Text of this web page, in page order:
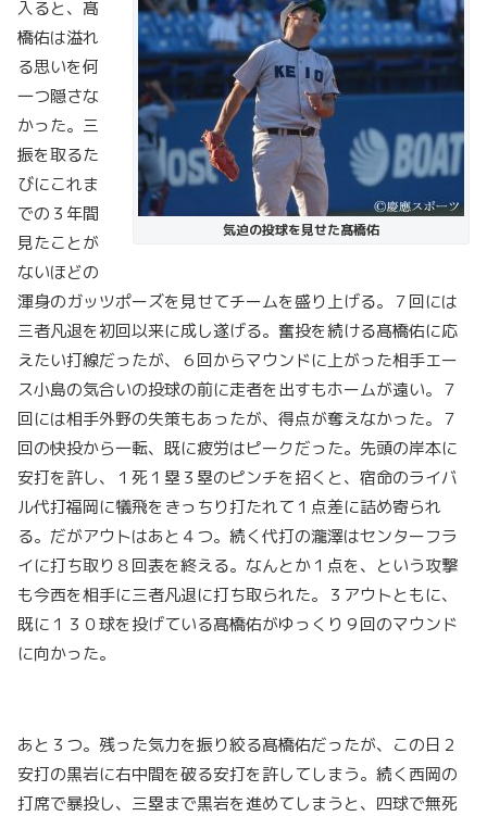
気迫の投球を見せた髙橋佑
入ると、髙
橋佑は溢れ
る思いを何
一つ隠さな
かった。三
振を取るた
びにこれま
での３年間
見たことが
ないほどの
渾身のガッツポーズを見せてチームを盛り上げる。７回には
三者凡退を初回以来に成し遂げる。奮投を続ける髙橋佑に応
えたい打線だったが、６回からマウンドに上がった相手エー
ス小島の気合いの投球の前に走者を出すもホームが遠い。７
回には相手外野の失策もあったが、得点が奪えなかった。７
回の快投から一転、既に疲労はピークだった。先頭の岸本に
安打を許し、１死１塁３塁のピンチを招くと、宿命のライバ
ル代打福岡に犠飛をきっちり打たれて１点差に詰め寄られ
る。だがアウトはあと４つ。続く代打の瀧澤はセンターフラ
イに打ち取り８回表を終える。なんとか１点を、という攻撃
も今西を相手に三者凡退に打ち取られた。３アウトともに、
既に１３０球を投げている髙橋佑がゆっくり９回のマウンド
に向かった。
あと３つ。残った気力を振り絞る髙橋佑だったが、この日２
安打の黒岩に右中間を破る安打を許してしまう。続く西岡の
打席で暴投し、三塁まで黒岩を進めてしまうと、四球で無死